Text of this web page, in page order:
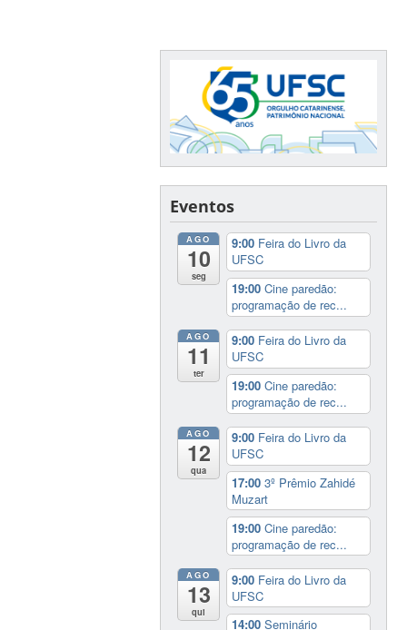
Eventos
AGO
10
seg
9:00 Feira do Livro da
UFSC
19:00Cine paredão:
programação de rec...
AGO
11
ter
9:00 Feira do Livro da
UFSC
19:00Cine paredão:
programação de rec...
AGO
12
qua
9:00 Feira do Livro da
UFSC
17:003º Prêmio Zahidé
Muzart
19:00Cine paredão:
programação de rec...
AGO
13
qui
9:00 Feira do Livro da
UFSC
14:00Seminário